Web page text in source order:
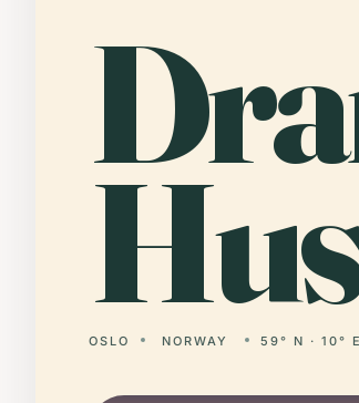
OSLO NORWAY 59° N · 10° E